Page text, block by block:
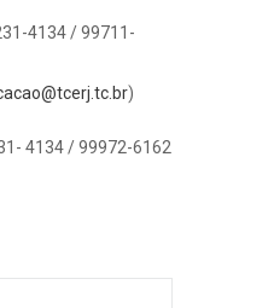
4134 / 99711-
)
4134 / 99972-6162